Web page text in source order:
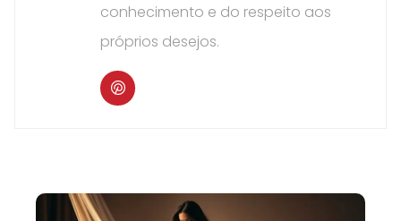
conhecimento e do respeito aos
próprios desejos.